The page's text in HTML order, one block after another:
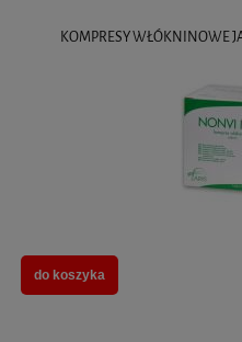
KOMPRESY WŁÓKNINOWE
do koszyka